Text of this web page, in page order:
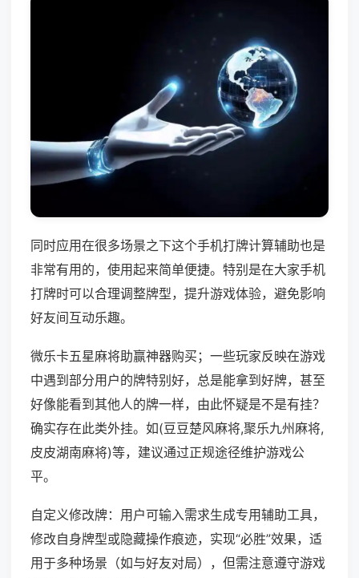
同时应用在很多场景之下这个手机打牌计算辅助也是
非常有用的，使用起来简单便捷。特别是在大家手机
打牌时可以合理调整牌型，提升游戏体验，避免影响
好友间互动乐趣。
微乐卡五星麻将助赢神器购买；一些玩家反映在游戏
中遇到部分用户的牌特别好，总是能拿到好牌，甚至
好像能看到其他人的牌一样，由此怀疑是不是有挂？
确实存在此类外挂。如(豆豆楚风麻将,聚乐九州麻将,
皮皮湖南麻将)等，建议通过正规途径维护游戏公
平。
自定义修改牌：用户可输入需求生成专用辅助工具，
修改自身牌型或隐藏操作痕迹，实现“必胜”效果，适
用于多种场景（如与好友对局），但需注意遵守游戏